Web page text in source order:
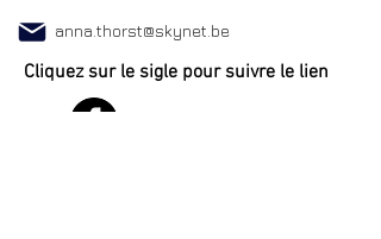
anna.thorst@skynet.be
Cliquez sur le sigle pour suivre le lien